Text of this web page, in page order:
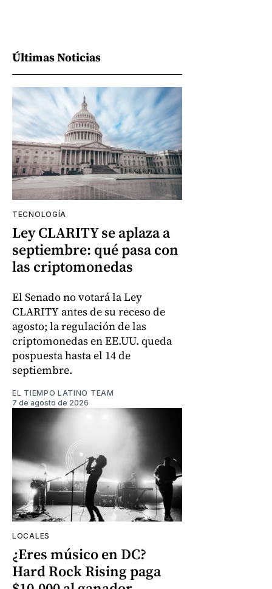
Últimas Noticias
TECNOLOGÍA
Ley CLARITY se aplaza a
septiembre: qué pasa con
las criptomonedas
El Senado no votará la Ley
CLARITY antes de su receso de
agosto; la regulación de las
criptomonedas en EE.UU. queda
pospuesta hasta el 14 de
septiembre.
EL TIEMPO LATINO TEAM
7 de agosto de 2026
LOCALES
¿Eres músico en DC?
Hard Rock Rising paga